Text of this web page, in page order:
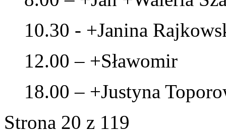
10.30 - +Janina
12.00 – +Sławomir
18.00 – +Justyna
Strona 20 z 119